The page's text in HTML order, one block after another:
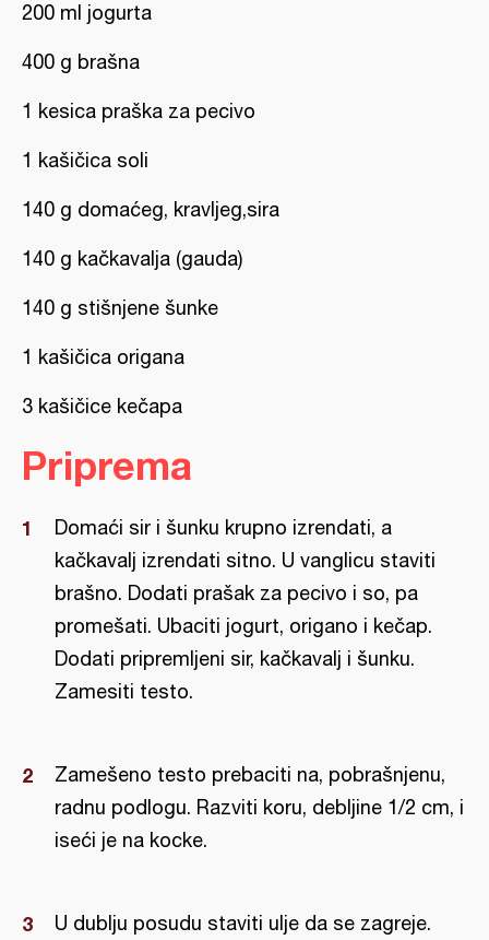
200 ml jogurta
400 g brašna
1 kesica praška za pecivo
1 kašičica soli
140 g domaćeg, kravljeg,sira
140 g kačkavalja (gauda)
140 g stišnjene šunke
1 kašičica origana
3 kašičice kečapa
Priprema
Domaći sir i šunku krupno izrendati, a
kačkavalj izrendati sitno. U vanglicu staviti
brašno. Dodati prašak za pecivo i so, pa
promešati. Ubaciti jogurt, origano i kečap.
Dodati pripremljeni sir, kačkavalj i šunku.
Zamesiti testo.
Zamešeno testo prebaciti na, pobrašnjenu,
radnu podlogu. Razviti koru, debljine 1/2 cm, i
iseći je na kocke.
U dublju posudu staviti ulje da se zagreje.